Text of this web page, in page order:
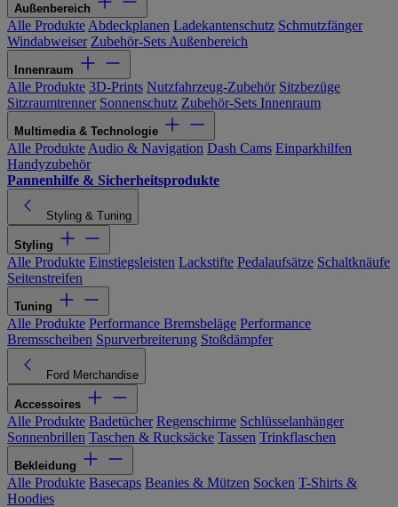
Außenbereich
Alle Produkte Abdeckplanen Ladekantenschutz Schmutzfänger
Windabweiser Zubehör-Sets Außenbereich
Innenraum
Alle Produkte 3D-Prints Nutzfahrzeug-Zubehör Sitzbezüge
Sitzraumtrenner Sonnenschutz Zubehör-Sets Innenraum
Multimedia & Technologie
Alle Produkte Audio & Navigation Dash Cams Einparkhilfen
Handyzubehör
Pannenhilfe & Sicherheitsprodukte
Styling & Tuning
Styling
Alle Produkte Einstiegsleisten Lackstifte Pedalaufsätze Schaltknäufe
Seitenstreifen
Tuning
Alle Produkte Performance Bremsbeläge Performance
Bremsscheiben Spurverbreiterung Stoßdämpfer
Ford Merchandise
Accessoires
Alle Produkte Badetücher Regenschirme Schlüsselanhänger
Sonnenbrillen Taschen & Rucksäcke Tassen Trinkflaschen
Bekleidung
Alle Produkte Basecaps Beanies & Mützen Socken T-Shirts &
Hoodies